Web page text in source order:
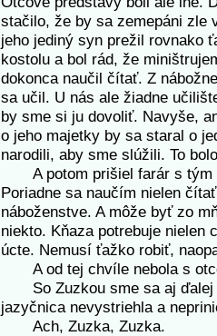
stačilo, že by sa zemepáni zle
jeho jediný syn prežil rovnako
kostolu a bol rád, že
dokonca naučil čítať. Z
sa učil. U nás ale žiadne
by sme si ju dovoliť. Navyše,
o jeho majetky by sa staral o
narodili, aby sme slúžili. To
A potom prišiel farár s tým
Poriadne sa naučím nielen
náboženstve. A môže byť zo
niekto. Kňaza potrebuje nielen
úcte. Nemusí ťažko robiť,
A od tej chvíle nebola s
So Zuzkou sme sa aj ďalej
jazyčnica nevystriehla a
Ach, Zuzka, Zuzka.